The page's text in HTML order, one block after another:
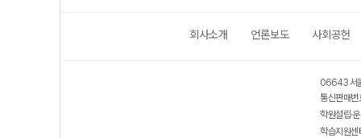
회사소개 언론보도 사회공헌
06643 서
통신판매
학원설립·
학습지원